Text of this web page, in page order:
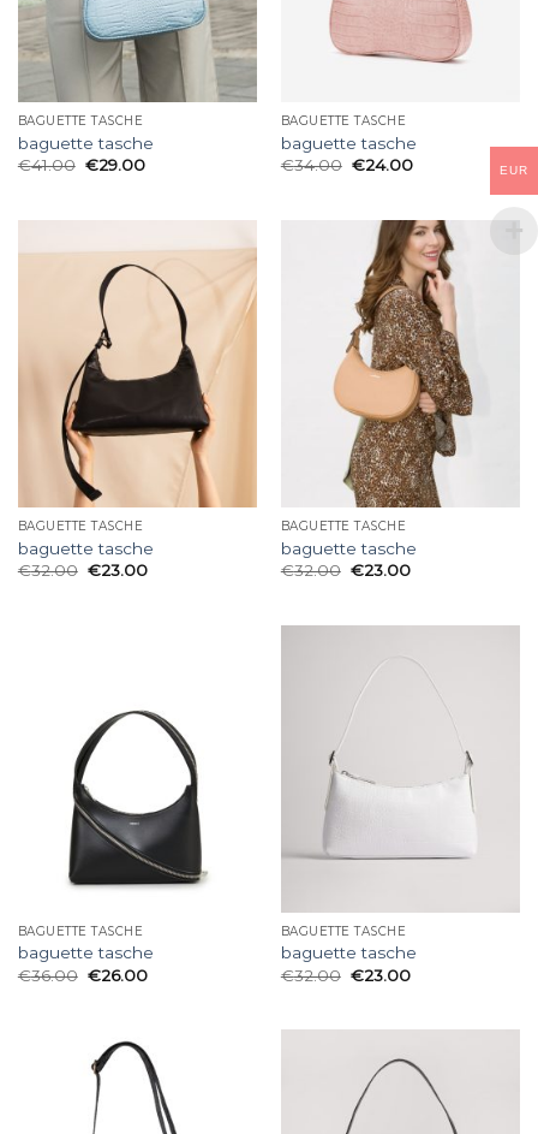
BAGUETTE TASCHE
baguette tasche
€41.00 €29.00
BAGUETTE TASCHE
baguette tasche
€34.00 €24.00
BAGUETTE TASCHE
baguette tasche
€32.00 €23.00
BAGUETTE TASCHE
baguette tasche
€32.00 €23.00
BAGUETTE TASCHE
baguette tasche
€36.00 €26.00
BAGUETTE TASCHE
baguette tasche
€32.00 €23.00
EUR